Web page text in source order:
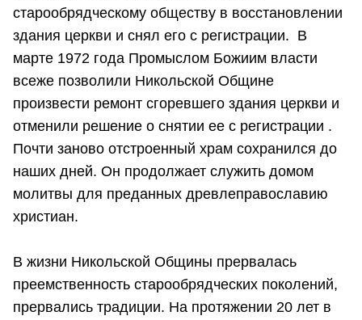
старообрядческому обществу в восстановлении
здания церкви и снял его с регистрации. В
марте 1972 года Промыслом Божиим власти
всеже позволили Никольской Общине
произвести ремонт сгоревшего здания церкви и
отменили решение о снятии ее с регистрации .
Почти заново отстроенный храм сохранился до
наших дней. Он продолжает служить домом
молитвы для преданных древлеправославию
христиан.
В жизни Никольской Общины прервалась
преемственность старообрядческих поколений,
прервались традиции. На протяжении 20 лет в